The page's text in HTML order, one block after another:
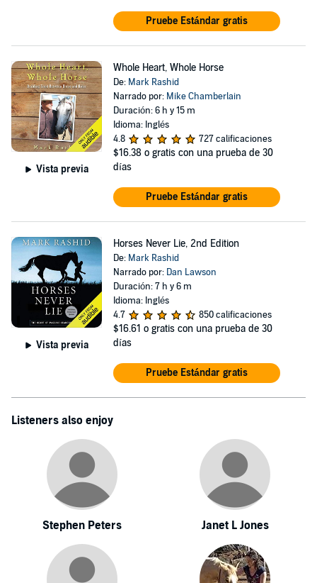
Pruebe Estándar gratis
Vista previa
Whole Heart, Whole Horse
De: Mark Rashid
Narrado por: Mike Chamberlain
Duración: 6 h y 15 m
Idioma: Inglés
4.8
727 calificaciones
$16.38 o gratis con una prueba de 30
días
Pruebe Estándar gratis
Vista previa
Horses Never Lie, 2nd Edition
De: Mark Rashid
Narrado por: Dan Lawson
Duración: 7 h y 6 m
Idioma: Inglés
4.7
850 calificaciones
$16.61 o gratis con una prueba de 30
días
Pruebe Estándar gratis
Listeners also enjoy
Stephen Peters Janet L Jones